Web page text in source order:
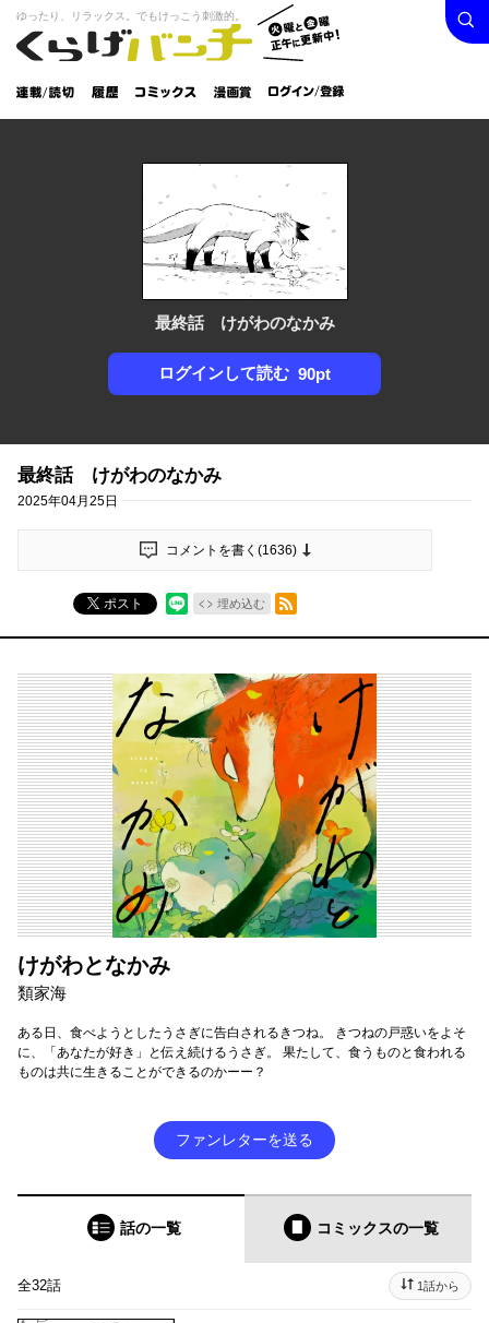
くらげバンチ
火曜と
金曜正
午に更
新中！
ゆったり、リラックス。でもけっこう刺激的。
連載/読
切
履
歴
コミック
漫画
賞
ログイン /
登録
検索
最終話 けがわのなかみ
ログインして読む 90pt
最終話 けがわのなかみ
2025年04月25日
コメントを書く(1636)
ポスト 埋め込む
RSSフィード
けがわとなかみ
類家海
ある日、食べようとしたうさぎに告白されるきつね。 きつねの戸惑いをよそ
に、「あなたが好き」と伝え続けるうさぎ。 果たして、食うものと食われる
ものは共に生きることができるのかーー？
ファンレターを送る
話の一覧 コミックスの一覧
全32話 1話から